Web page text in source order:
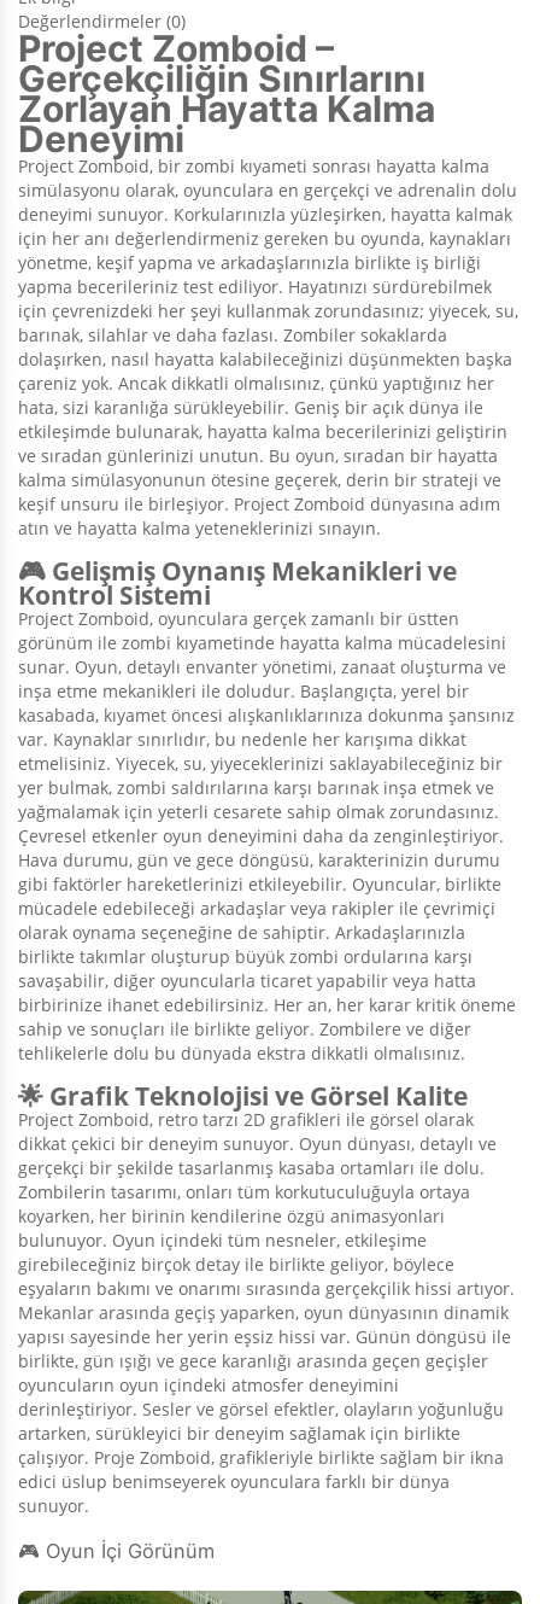
Değerlendirmeler (0)
Project Zomboid –
Gerçekçiliğin Sınırlarını
Zorlayan Hayatta Kalma
Deneyimi
Project Zomboid, bir zombi kıyameti sonrası hayatta kalma
simülasyonu olarak, oyunculara en gerçekçi ve adrenalin dolu
deneyimi sunuyor. Korkularınızla yüzleşirken, hayatta kalmak
için her anı değerlendirmeniz gereken bu oyunda, kaynakları
yönetme, keşif yapma ve arkadaşlarınızla birlikte iş birliği
yapma becerileriniz test ediliyor. Hayatınızı sürdürebilmek
için çevrenizdeki her şeyi kullanmak zorundasınız; yiyecek, su,
barınak, silahlar ve daha fazlası. Zombiler sokaklarda
dolaşırken, nasıl hayatta kalabileceğinizi düşünmekten başka
çareniz yok. Ancak dikkatli olmalısınız, çünkü yaptığınız her
hata, sizi karanlığa sürükleyebilir. Geniş bir açık dünya ile
etkileşimde bulunarak, hayatta kalma becerilerinizi geliştirin
ve sıradan günlerinizi unutun. Bu oyun, sıradan bir hayatta
kalma simülasyonunun ötesine geçerek, derin bir strateji ve
keşif unsuru ile birleşiyor. Project Zomboid dünyasına adım
atın ve hayatta kalma yeteneklerinizi sınayın.
🎮 Gelişmiş Oynanış Mekanikleri ve
Kontrol Sistemi
Project Zomboid, oyunculara gerçek zamanlı bir üstten
görünüm ile zombi kıyametinde hayatta kalma mücadelesini
sunar. Oyun, detaylı envanter yönetimi, zanaat oluşturma ve
inşa etme mekanikleri ile doludur. Başlangıçta, yerel bir
kasabada, kıyamet öncesi alışkanlıklarınıza dokunma şansınız
var. Kaynaklar sınırlıdır, bu nedenle her karışıma dikkat
etmelisiniz. Yiyecek, su, yiyeceklerinizi saklayabileceğiniz bir
yer bulmak, zombi saldırılarına karşı barınak inşa etmek ve
yağmalamak için yeterli cesarete sahip olmak zorundasınız.
Çevresel etkenler oyun deneyimini daha da zenginleştiriyor.
Hava durumu, gün ve gece döngüsü, karakterinizin durumu
gibi faktörler hareketlerinizi etkileyebilir. Oyuncular, birlikte
mücadele edebileceği arkadaşlar veya rakipler ile çevrimiçi
olarak oynama seçeneğine de sahiptir. Arkadaşlarınızla
birlikte takımlar oluşturup büyük zombi ordularına karşı
savaşabilir, diğer oyuncularla ticaret yapabilir veya hatta
birbirinize ihanet edebilirsiniz. Her an, her karar kritik öneme
sahip ve sonuçları ile birlikte geliyor. Zombilere ve diğer
tehlikelerle dolu bu dünyada ekstra dikkatli olmalısınız.
🌟 Grafik Teknolojisi ve Görsel Kalite
Project Zomboid, retro tarzı 2D grafikleri ile görsel olarak
dikkat çekici bir deneyim sunuyor. Oyun dünyası, detaylı ve
gerçekçi bir şekilde tasarlanmış kasaba ortamları ile dolu.
Zombilerin tasarımı, onları tüm korkutuculuğuyla ortaya
koyarken, her birinin kendilerine özgü animasyonları
bulunuyor. Oyun içindeki tüm nesneler, etkileşime
girebileceğiniz birçok detay ile birlikte geliyor, böylece
eşyaların bakımı ve onarımı sırasında gerçekçilik hissi artıyor.
Mekanlar arasında geçiş yaparken, oyun dünyasının dinamik
yapısı sayesinde her yerin eşsiz hissi var. Günün döngüsü ile
birlikte, gün ışığı ve gece karanlığı arasında geçen geçişler
oyuncuların oyun içindeki atmosfer deneyimini
derinleştiriyor. Sesler ve görsel efektler, olayların yoğunluğu
artarken, sürükleyici bir deneyim sağlamak için birlikte
çalışıyor. Proje Zomboid, grafikleriyle birlikte sağlam bir ikna
edici üslup benimseyerek oyunculara farklı bir dünya
sunuyor.
🎮 Oyun İçi Görünüm